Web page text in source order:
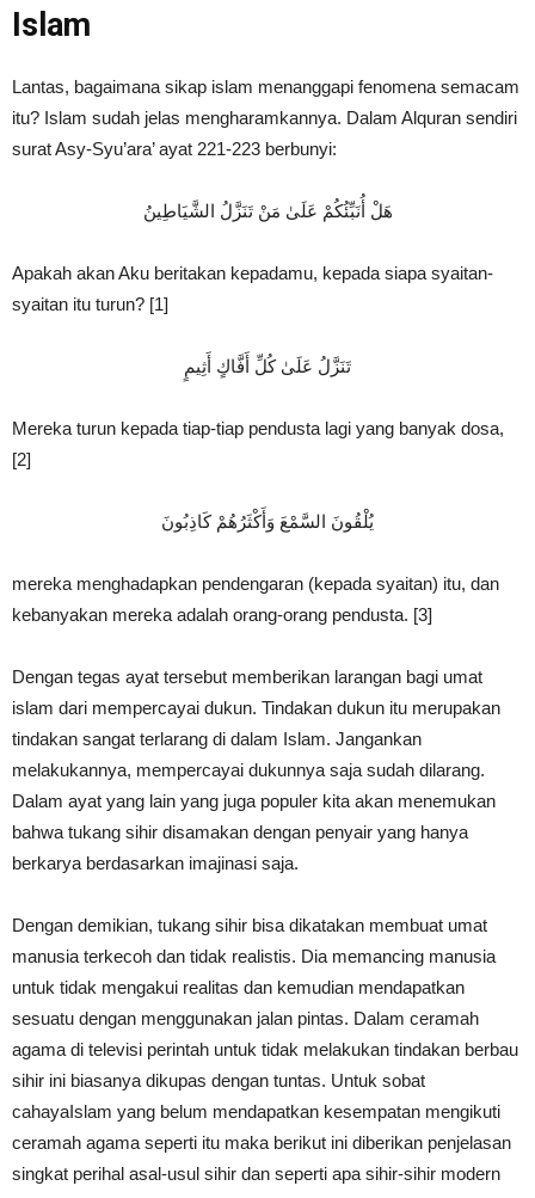
Islam
Lantas, bagaimana sikap islam menanggapi fenomena semacam
itu? Islam sudah jelas mengharamkannya. Dalam Alquran sendiri
surat Asy-Syu’ara’ ayat 221-223 berbunyi:
هَلْ أُنَبِّئُكُمْ عَلَىٰ مَنْ تَنَزَّلُ الشَّيَاطِينُ
Apakah akan Aku beritakan kepadamu, kepada siapa syaitan-
syaitan itu turun? [1]
تَنَزَّلُ عَلَىٰ كُلِّ أَفَّاكٍ أَثِيمٍ
Mereka turun kepada tiap-tiap pendusta lagi yang banyak dosa,
[2]
يُلْقُونَ السَّمْعَ وَأَكْثَرُهُمْ كَاذِبُونَ
mereka menghadapkan pendengaran (kepada syaitan) itu, dan
kebanyakan mereka adalah orang-orang pendusta. [3]
Dengan tegas ayat tersebut memberikan larangan bagi umat
islam dari mempercayai dukun. Tindakan dukun itu merupakan
tindakan sangat terlarang di dalam Islam. Jangankan
melakukannya, mempercayai dukunnya saja sudah dilarang.
Dalam ayat yang lain yang juga populer kita akan menemukan
bahwa tukang sihir disamakan dengan penyair yang hanya
berkarya berdasarkan imajinasi saja.
Dengan demikian, tukang sihir bisa dikatakan membuat umat
manusia terkecoh dan tidak realistis. Dia memancing manusia
untuk tidak mengakui realitas dan kemudian mendapatkan
sesuatu dengan menggunakan jalan pintas. Dalam ceramah
agama di televisi perintah untuk tidak melakukan tindakan berbau
sihir ini biasanya dikupas dengan tuntas. Untuk sobat
cahayaIslam yang belum mendapatkan kesempatan mengikuti
ceramah agama seperti itu maka berikut ini diberikan penjelasan
singkat perihal asal-usul sihir dan seperti apa sihir-sihir modern